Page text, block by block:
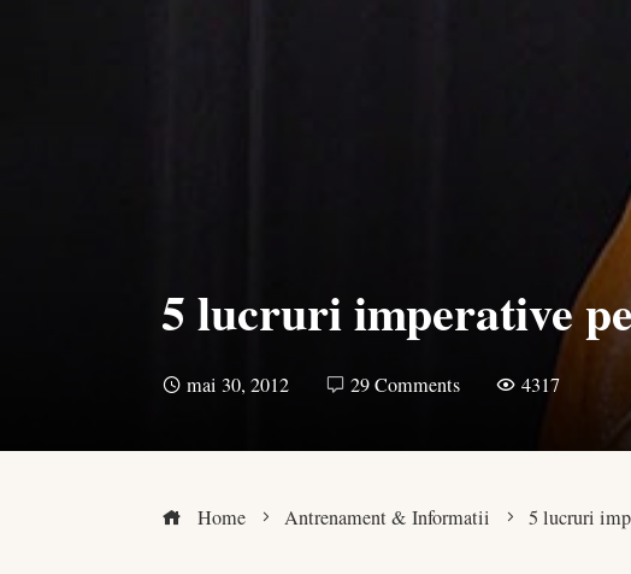
5 lucruri imperative
mai 30, 2012 29 Comments 4317
Home Antrenament & Informatii 5 lucruri